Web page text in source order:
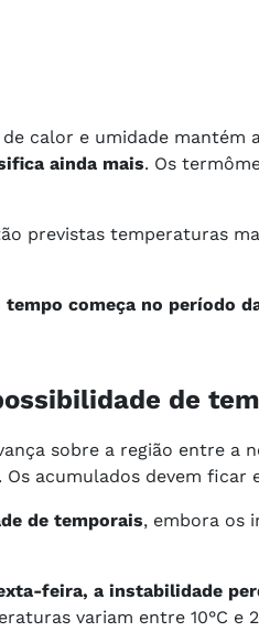
calor e umidade mantém
ainda mais. Os
previstas temperaturas
tempo começa no período
de
sobre a região entre a
Os acumulados devem ficar
de temporais, embora os
feira, a instabilidade
variam entre 10°C e